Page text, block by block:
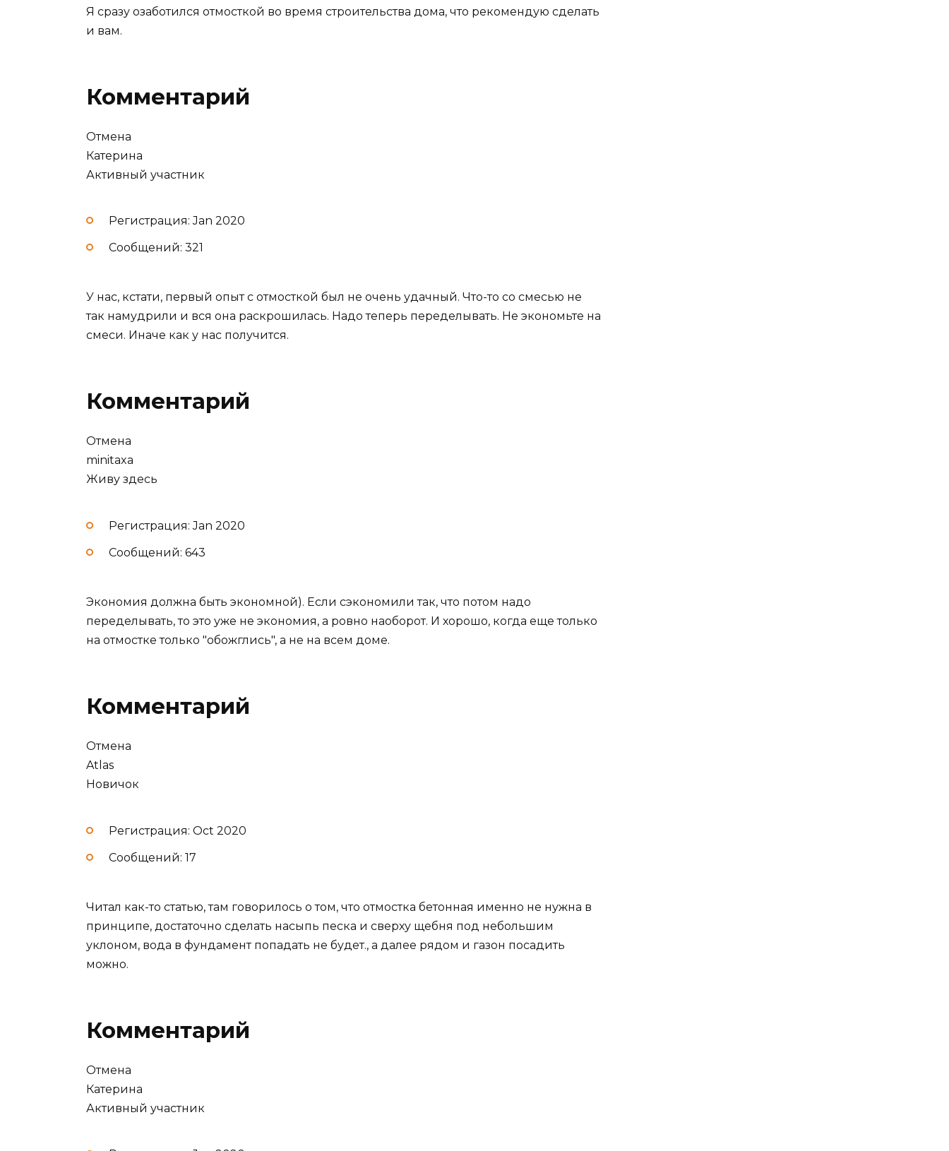
Я сразу озаботился отмосткой во время строительства дома, что рекомендую сделать
и вам.
Комментарий
Отмена
Катерина
Активный участник
Регистрация: Jan 2020
Сообщений: 321
У нас, кстати, первый опыт с отмосткой был не очень удачный. Что-то со смесью не
так намудрили и вся она раскрошилась. Надо теперь переделывать. Не экономьте на
смеси. Иначе как у нас получится.
Комментарий
Отмена
minitaxa
Живу здесь
Регистрация: Jan 2020
Сообщений: 643
Экономия должна быть экономной). Если сэкономили так, что потом надо
переделывать, то это уже не экономия, а ровно наоборот. И хорошо, когда еще только
на отмостке только "обожглись", а не на всем доме.
Комментарий
Отмена
Atlas
Новичок
Регистрация: Oct 2020
Сообщений: 17
Читал как-то статью, там говорилось о том, что отмостка бетонная именно не нужна в
принципе, достаточно сделать насыпь песка и сверху щебня под небольшим
уклоном, вода в фундамент попадать не будет., а далее рядом и газон посадить
можно.
Комментарий
Отмена
Катерина
Активный участник